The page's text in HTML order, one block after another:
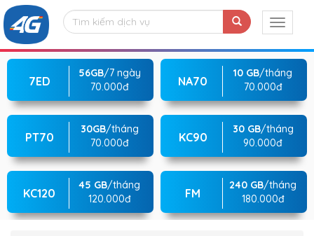
7ED
56GB/7 ngày
70.000đ
NA70
10 GB/tháng
70.000đ
PT70
30GB/tháng
70.000đ
KC90
30 GB/tháng
90.000đ
KC120
45 GB/tháng
120.000đ
FM
240 GB/tháng
180.000đ